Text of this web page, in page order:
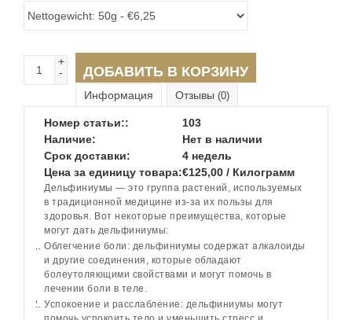
+
-
ДОБАВИТЬ В КОРЗИНУ
Информация Отзывы (0)
Номер статьи::
103
Наличие:
Нет в наличии
Срок доставки:
4 недель
Цена за единицу товара:€125,00 / Килограмм
Дельфиниумы — это группа растений, используемых
в традиционной медицине из-за их пользы для
здоровья. Вот некоторые преимущества, которые
могут дать дельфиниумы:
Облегчение боли: дельфиниумы содержат алкалоиды
и другие соединения, которые обладают
болеутоляющими свойствами и могут помочь в
лечении боли в теле.
Успокоение и расслабление: дельфиниумы могут